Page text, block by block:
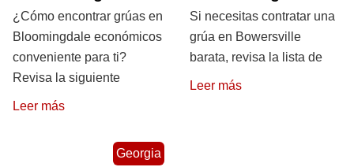
¿Cómo encontrar grúas en
Bloomingdale económicos
conveniente para ti?
Revisa la siguiente
Leer más
Si necesitas contratar una
grúa en Bowersville
barata, revisa la lista de
Leer más
Georgia